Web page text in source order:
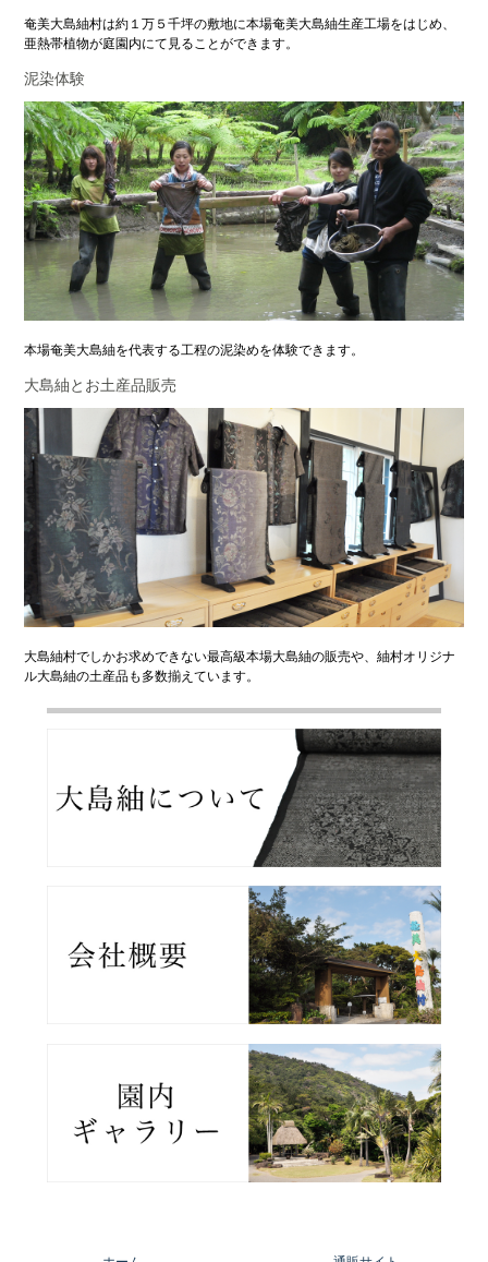
奄美大島紬村は約１万５千坪の敷地に本場奄美大島紬生産工場をはじめ、
亜熱帯植物が庭園内にて見ることができます。
泥染体験
本場奄美大島紬を代表する工程の泥染めを体験できます。
大島紬とお土産品販売
大島紬村でしかお求めできない最高級本場大島紬の販売や、紬村オリジナ
ル大島紬の土産品も多数揃えています。